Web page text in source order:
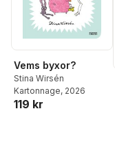
Vems byxor?
Stina Wirsén
Kartonnage, 2026
119 kr